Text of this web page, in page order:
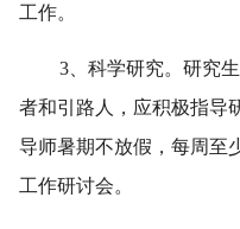
工作。
3、科学研究。研究
者和引路人，应积极指导
导师暑期不放假，每周至
工作研讨会。